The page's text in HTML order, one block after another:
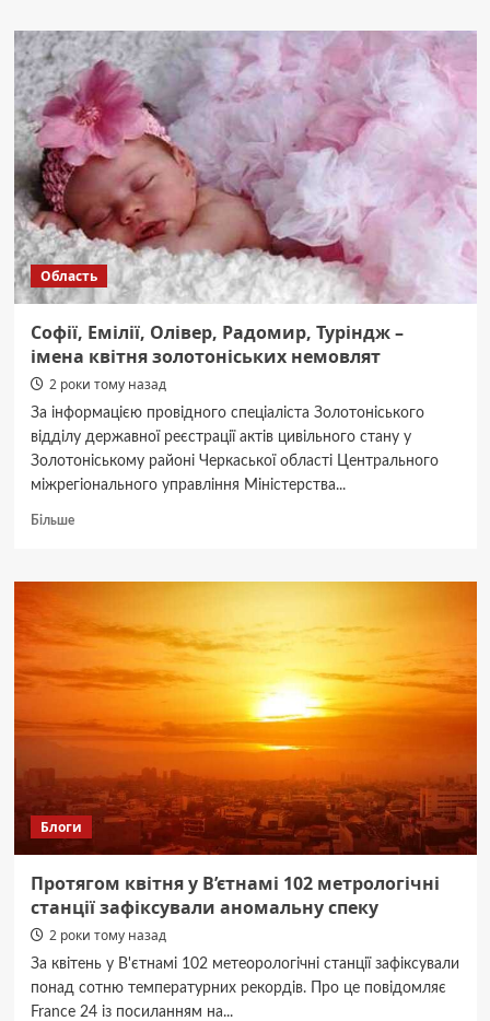
радять
черкащанам,
як
уберегти
велосипед
від
крадіжки
Область
Софії, Емілії, Олівер, Радомир, Туріндж –
імена квітня золотоніських немовлят
2 роки тому назад
За інформацією провідного спеціаліста Золотоніського
відділу державної реєстрації актів цивільного стану у
Золотоніському районі Черкаської області Центрального
міжрегіонального управління Міністерства...
БільшеДокладніше
Емілії,
Туріндж
імена
золотоніських
Блоги
Протягом квітня у В’єтнамі 102 метрологічні
станції зафіксували аномальну спеку
2 роки тому назад
За квітень у В'єтнамі 102 метеорологічні станції зафіксували
понад сотню температурних рекордів. Про це повідомляє
France 24 із посиланням на...